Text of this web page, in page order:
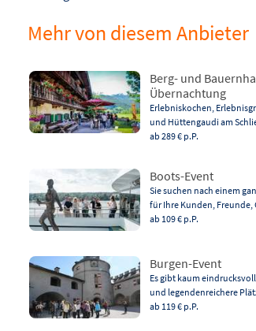
Mehr von diesem Anbieter
Berg- und
Übernachtung
Erlebniskochen,
und Hüttengaudi am
ab 289 € p.P.
Boots-Event
Sie suchen nach einem
für Ihre Kunden, Freunde,
ab 109 € p.P.
Burgen-Event
Es gibt kaum
und legendenreichere
ab 119 € p.P.